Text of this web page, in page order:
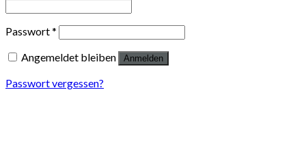
Passwort*
Angemeldet bleiben
Anmelden
Passwort vergessen?